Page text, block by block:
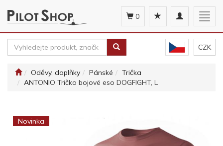
Toggle
navigation
0
CZK
Oděvy, doplňky Pánské
Trička
ANTONIO Tričko bojové eso DOGFIGHT, L
Novinka